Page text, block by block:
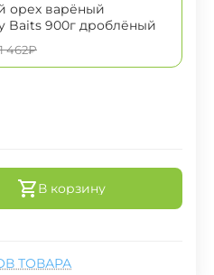
орех варёный
Baits 900г дроблёный
‍1 462‍₽
В корзину
ТОВАРА